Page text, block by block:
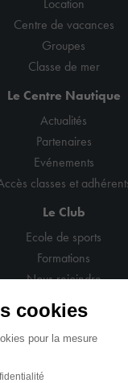
Location
Centre de vacances
Groupes
Classe de mer
Le Centre Nautique
Actualités
Partenaires
Evénements
classes et
Le Club
Ecole de sports
Formations
Nous rejoindre
cookies
pour la mesure